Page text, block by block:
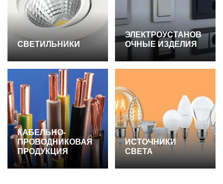
СВЕТИЛЬНИКИ
ЭЛЕКТРОУСТАНОВ
ОЧНЫЕ ИЗДЕЛИЯ
КАБЕЛЬНО-
ПРОВОДНИКОВАЯ
ПРОДУКЦИЯ
ИСТОЧНИКИ
СВЕТА